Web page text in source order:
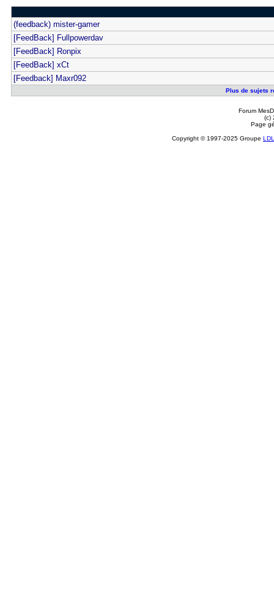
(feedback) mister-gamer
[FeedBack] Fullpowerdav
[FeedBack] Ronpix
[FeedBack] xCt
[Feedback] Maxr092
Plus de sujets
Forum
(c)
Page
Copyright © 1997-2025 Groupe